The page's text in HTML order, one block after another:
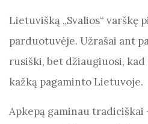
Lietuvišką „Svalios“ varškę
parduotuvėje. Užrašai ant
rusiški, bet džiaugiuosi,
kažką pagaminto Lietuvoje.
Apkepą gaminau